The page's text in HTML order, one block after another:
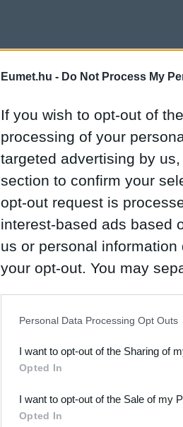
Eumet.hu - Do Not Process My
If you wish to opt-out of
processing of your
targeted advertising by
section to confirm your
opt-out request is
interest-based ads based
us or personal
your opt-out. You may
Downstream Participants
third parties.
Personal Data Processing Opt Outs
I want to opt-out of the Sharing of
Opted In
I want to opt-out of the Sale of my
Opted In